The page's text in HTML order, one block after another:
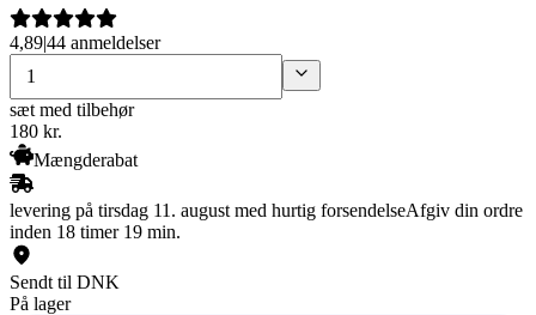
4,89|44 anmeldelser
sæt med tilbehør
180 kr.
Mængderabat
levering på tirsdag 11. august med hurtig forsendelseAfgiv din ordre
inden 18 timer 19 min.
Sendt til DNK
På lager